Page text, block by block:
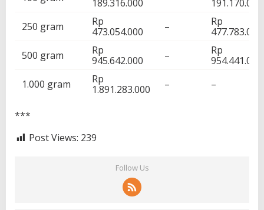
189.316.000
191.170.000
250 gram
Rp
473.054.000
–
Rp
477.783.000
500 gram
Rp
945.642.000
–
Rp
954.441.000
1.000 gram
Rp
1.891.283.000
– –
***
Post Views: 239
Follow Us